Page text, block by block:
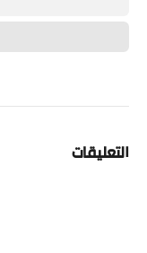
التعليقات